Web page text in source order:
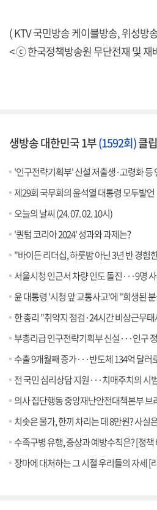
( KTV 국민방송 케이블방송, 위성방
< ⓒ 한국정책방송원 무단전재 및 재
생방송 대한민국 1부(1592회)클
'인구전략기획부' 신설 저출생·고령화 등
제29회 국무회의 윤석열 대통령 모두발언
오늘의 날씨 (24. 07. 02. 10시)
'퀀텀 코리아 2024' 성과와 과제는?
"바이든 리더십, 하룻밤 아닌 3년 반 경험한
서울시청 인근서 차량 인도 돌진···9명
윤 대통령 '시청 앞 교통사고'에 "희생된
한 총리 "취약지 점검·24시간 비상근무태세
부총리급 인구전략기획부 신설···인구
수출 9개월째 증가···반도체 134억 달러
전 국민 심리상담 지원···치매주치의 시
의사 집단행동 중앙재난안전대책본부 브리핑
치솟은 물가, 한끼 차리는 데 8만원? 사실
수족구병 유행, 증상과 예방수칙은? [정
장마에 대처하는 그 시절 우리들의 자세 [